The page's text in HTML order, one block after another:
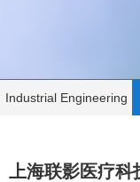
Industrial Engineering
上海联影医疗科